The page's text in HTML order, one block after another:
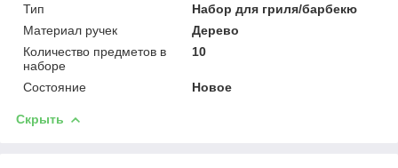
Тип
Набор для гриля/барбекю
Материал ручек
Дерево
Количество предметов в
наборе
10
Состояние Новое
Скрыть